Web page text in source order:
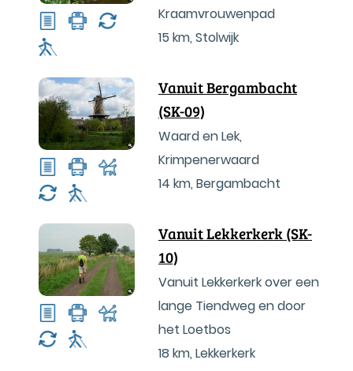
Kraamvrouwenpad
15 km, Stolwijk
Vanuit Bergambacht
(SK-09)
Waard en Lek,
Krimpenerwaard
14 km, Bergambacht
Vanuit Lekkerkerk (SK-
10)
Vanuit Lekkerkerk over een
lange Tiendweg en door
het Loetbos
18 km, Lekkerkerk